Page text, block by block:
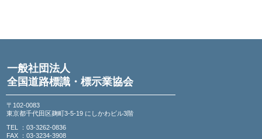
一般社団法人
全国道路標識・標示業協会
〒102-0083
東京都千代田区麹町3-5-19 にしかわビル3階
TEL ：03-3262-0836
FAX ：03-3234-3908